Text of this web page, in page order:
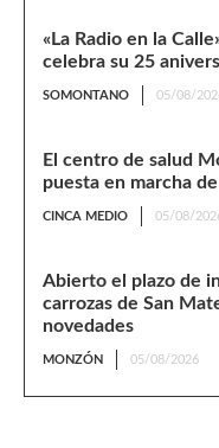
«La Radio en la
celebra su 25
SOMONTANO 05/08/
El centro de salud
puesta en marcha
CINCA MEDIO 05/08/
Abierto el plazo de
carrozas de San
novedades
MONZÓN 05/08/2026